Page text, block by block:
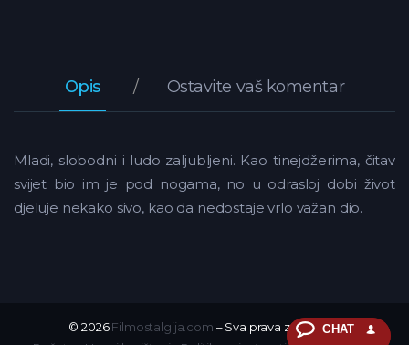
Opis Ostavite vaš komentar
Mladi, slobodni i ludo zaljubljeni. Kao tinejdžerima, čitav
svijet bio im je pod nogama, no u odrasloj dobi život
djeluje nekako sivo, kao da nedostaje vrlo važan dio.
© 2026Filmostalgija.com – Sva prava zadržana.CHAT